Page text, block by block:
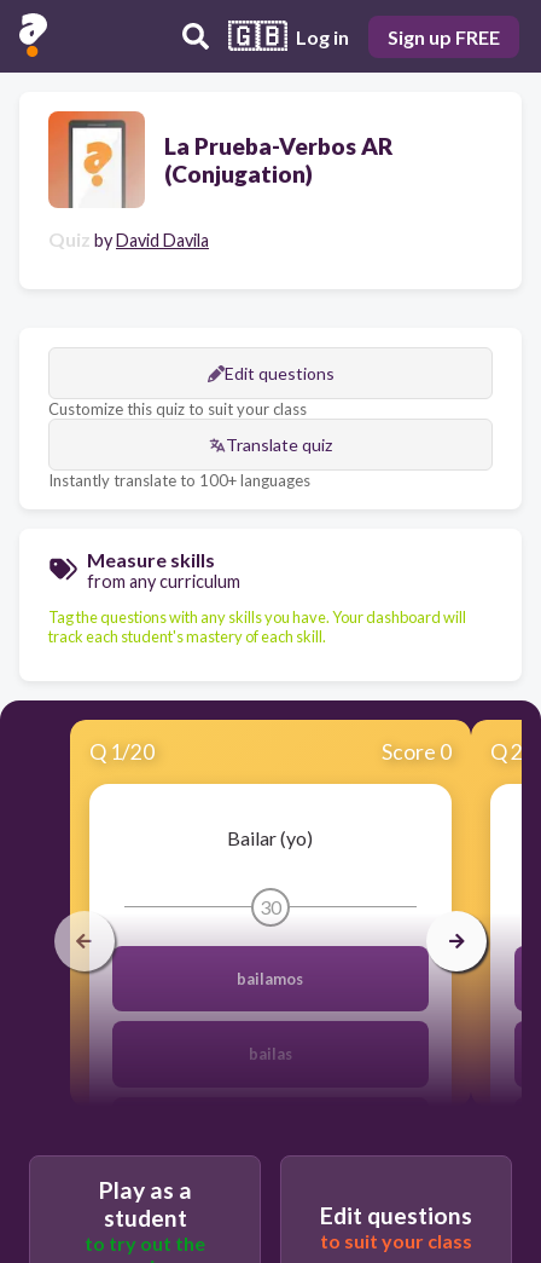
🇬🇧 Log in Sign up FREE
La Prueba-Verbos AR
(Conjugation)
Quiz byDavid Davila
Edit questions
Customize this quiz to suit your class
Translate quiz
Instantly translate to 100+ languages
Measure skills
from any curriculum
Tag the questions with any skills you have. Your dashboard will
track each student's mastery of each skill.
Q 1/20 Score 0
Bailar (yo)
30
bailamos
bailas
Q2
Play as a
student
to try out the
Edit questions
to suit your class